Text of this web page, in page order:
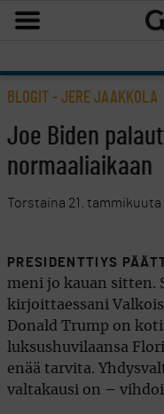
BLOGIT - JERE JAAKKOLA
Joe Biden
normaaliaikaan
Torstaina 21. tammikuuta
PRESIDENTTIYS
meni jo kauan
kirjoittaessani
Donald Trump on
luksushuvilaansa
enää tarvita.
valtakausi on –